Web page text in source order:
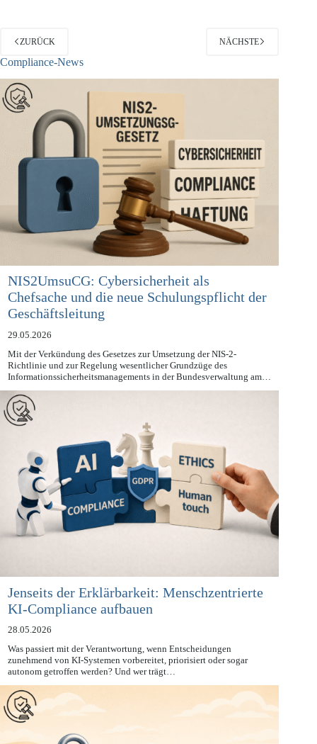
ZURÜCK
Compliance-News
NIS2UmsuCG: Cybersicherheit als
Chefsache und die neue Schulungspflicht der
Geschäftsleitung
29.05.2026
Mit der Verkündung des Gesetzes zur Umsetzung der NIS-2-
Richtlinie und zur Regelung wesentlicher Grundzüge des
Informationssicherheitsmanagements in der Bundesverwaltung am…
Jenseits der Erklärbarkeit: Menschzentrierte
KI-Compliance aufbauen
28.05.2026
Was passiert mit der Verantwortung, wenn Entscheidungen
zunehmend von KI-Systemen vorbereitet, priorisiert oder sogar
autonom getroffen werden? Und wer trägt…